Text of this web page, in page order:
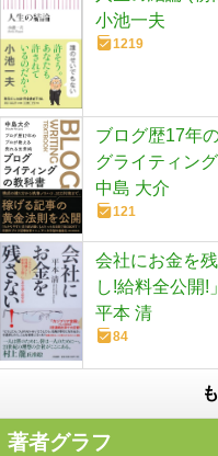
小池一夫
1219
ブログ歴17年
グライティン
中島 大介
121
会社にお金を
し!給料全公開!
平本 清
84
著者グラフ